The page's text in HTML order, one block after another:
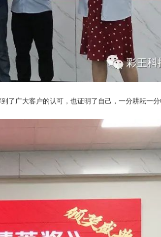
了广大客户的认可，也证明了自己，一分耕耘一